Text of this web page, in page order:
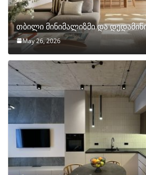
თბილი მინიმალიზმი და
May 26, 2026